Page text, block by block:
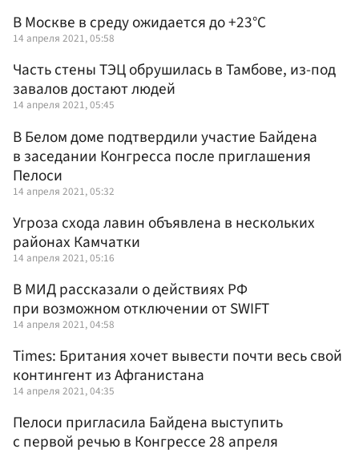
В Москве в среду ожидается до +23°С
14 апреля 2021, 05:58
Часть стены ТЭЦ обрушилась в Тамбове, из-под
завалов достают людей
14 апреля 2021, 05:45
В Белом доме подтвердили участие Байдена
в заседании Конгресса после приглашения
Пелоси
14 апреля 2021, 05:32
Угроза схода лавин объявлена в нескольких
районах Камчатки
14 апреля 2021, 05:16
В МИД рассказали о действиях РФ
при возможном отключении от SWIFT
14 апреля 2021, 04:58
Times: Британия хочет вывести почти весь свой
контингент из Афганистана
14 апреля 2021, 04:35
Пелоси пригласила Байдена выступить
с первой речью в Конгрессе 28 апреля